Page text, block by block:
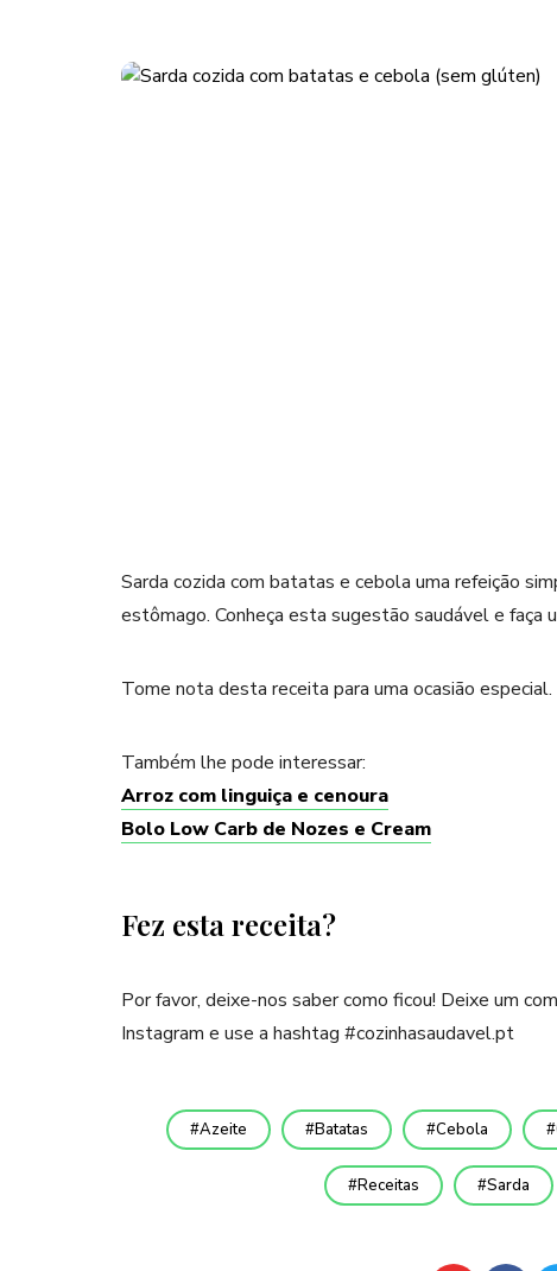
Sarda cozida com batatas e cebola uma refeição
estômago. Conheça esta sugestão saudável e faça
Tome nota desta receita para uma ocasião especial.
Também lhe pode interessar:
Arroz com linguiça e cenoura
Bolo Low Carb de Nozes e Cream
Fez esta receita?
Por favor, deixe-nos saber como ficou! Deixe um
Instagram e use a hashtag #cozinhasaudavel.pt
Azeite Batatas Cebola
Receitas Sarda